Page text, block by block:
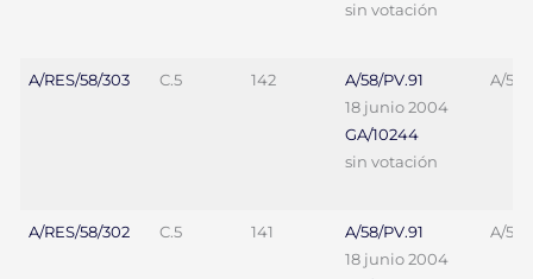
sin votación
A/RES/58/303 C.5 142
A/58/PV.91
18 junio 2004
GA/10244
sin votación
A/58/
A/RES/58/302 C.5 141
A/58/PV.91
18 junio 2004
A/58/